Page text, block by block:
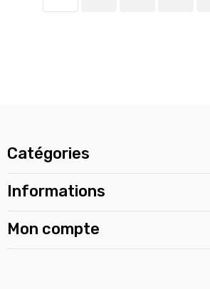
Catégories
Informations
Mon compte